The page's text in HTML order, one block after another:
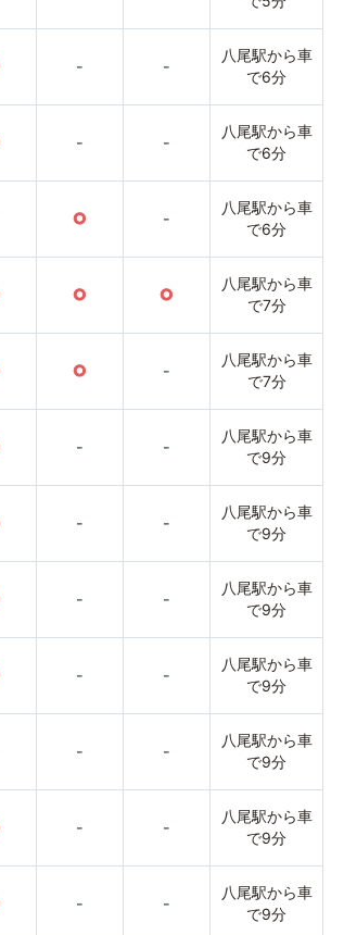
- -
八尾駅から車
で6分
- -
八尾駅から車
で6分
○ -
八尾駅から車
で6分
○ ○
八尾駅から車
で7分
○ -
八尾駅から車
で7分
- -
八尾駅から車
で9分
- -
八尾駅から車
で9分
- -
八尾駅から車
で9分
- -
八尾駅から車
で9分
- -
八尾駅から車
で9分
- -
八尾駅から車
で9分
- -
八尾駅から車
で9分